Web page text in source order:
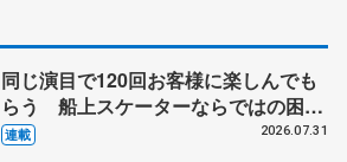
同じ演目で120回お客様に楽しんでも
らう 船上スケーターならではの困難
とは 影響あったPIW前キャプテン松
連載 2026.07.31